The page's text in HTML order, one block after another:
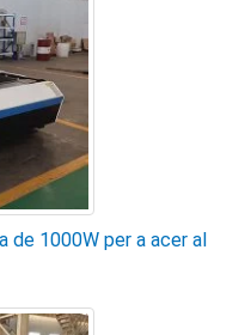
de 1000W per a acer al